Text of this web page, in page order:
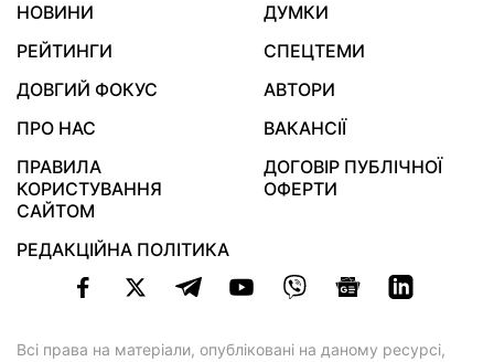
НОВИНИ
ДУМКИ
РЕЙТИНГИ
СПЕЦТЕМИ
ДОВГИЙ ФОКУС
АВТОРИ
ПРО НАС
ВАКАНСІЇ
ПРАВИЛА
КОРИСТУВАННЯ
САЙТОМ
ДОГОВІР ПУБЛІЧНОЇ
ОФЕРТИ
РЕДАКЦІЙНА ПОЛІТИКА
Всі права на матеріали, опубліковані на даному ресурсі,